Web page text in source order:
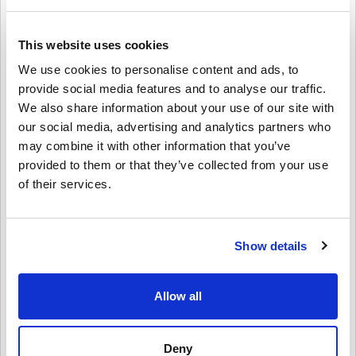
This website uses cookies
We use cookies to personalise content and ads, to
provide social media features and to analyse our traffic.
We also share information about your use of our site with
our social media, advertising and analytics partners who
may combine it with other information that you’ve
provided to them or that they’ve collected from your use
of their services.
Show details
Allow all
Deny
🔹 Leihe oder kaufe Filme und Serien – genieße
🔹 Verbessere deine Lieblingsspiele – kaufe Spielwährung, Skins
Wie löse ich die PSN-Karte 50 EUR – PlayStation
Network Frankreich ein?
1️⃣ Melde dich bei deinem PSN-Konto an – Zugriff über die Konsole
oder die PlayStation Store-Website.
2️⃣ Navigiere zu „Codes einlösen“ – zu finden im PlayStation Store-
3️⃣ Gib deinen digitalen Code ein – gib den 12-stelligen Code ein,
4️⃣ Freue dich über dein neues Guthaben – Wird sofort deinem
PlayStation Network Frankreich!
Erhalten Sie schnellen und sicheren Zugriff auf den PlayStation
Unterhaltung zu Ihren Bedingungen zu kaufen. Holen Sie sich jetzt